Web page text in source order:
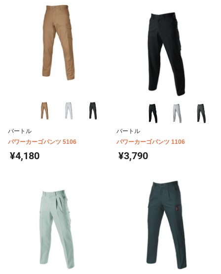
バートル
パワーカーゴパンツ 5106
¥4,180
バートル
パワーカーゴパンツ 1106
¥3,790